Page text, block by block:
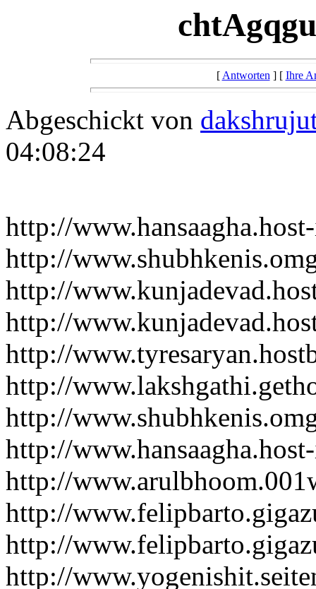
[Antworten] [ Ihre
Abgeschickt von
04:08:24
http://
http://
http://
http://
http://
http://
http://
http://
http://
http://
http://
http://